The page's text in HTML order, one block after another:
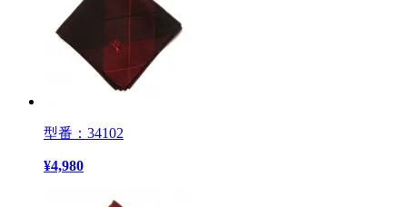
型番：34102
¥4,980